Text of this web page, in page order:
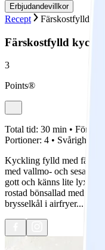
Erbjudandevillkor
Recept Färskostfylld
Färskostfylld
3
Points®
Total tid: 30 min •
Portioner: 4 •
Kyckling fylld med
med vallmo- och
gott och känns lite lyxigt!
rostad bönsallad med
brysselkål i airfryer... allt